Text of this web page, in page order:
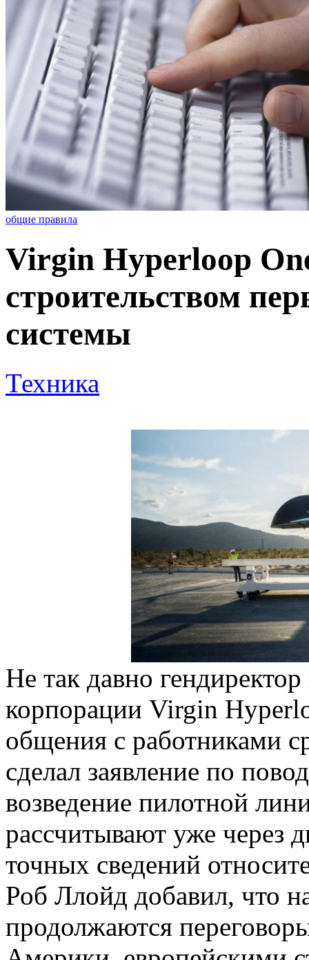
общие правила
Virgin Hyperloop
строительством
системы
Техника
Не так давно
корпорации Virgin
общения с работниками
сделал заявление по
возведение пилотной
рассчитывают уже через
точных сведений
Роб Ллойд добавил, что
продолжаются